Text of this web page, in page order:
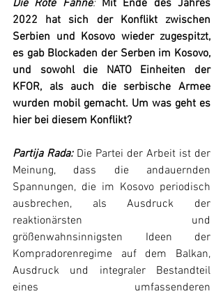
Die Rote Fahne: Mit Ende des Jahres
2022 hat sich der Konflikt zwischen
Serbien und Kosovo wieder zugespitzt,
es gab Blockaden der Serben im Kosovo,
und sowohl die NATO Einheiten der
KFOR, als auch die serbische Armee
wurden mobil gemacht. Um was geht es
hier bei diesem Konflikt?
Partija Rada: Die Partei der Arbeit ist der
Meinung, dass die andauernden
Spannungen, die im Kosovo periodisch
ausbrechen, als Ausdruck der
reaktionärsten und
größenwahnsinnigsten Ideen der
Kompradorenregime auf dem Balkan,
Ausdruck und integraler Bestandteil
eines umfassenderen